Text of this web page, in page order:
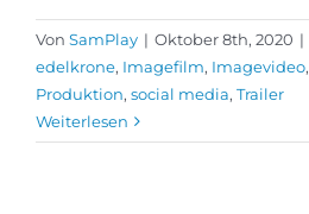
Von SamPlay | Oktober 8th, 2020 |
edelkrone, Imagefilm, Imagevideo,
Produktion, social media, Trailer
Weiterlesen